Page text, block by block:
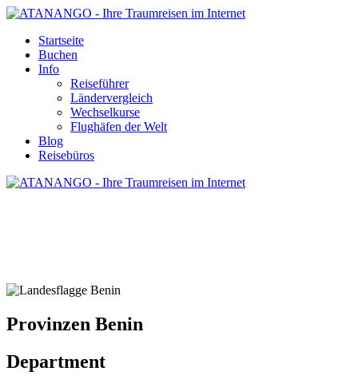
Startseite
Buchen
Info
Reiseführer
Ländervergleich
Wechselkurse
Flughäfen der Welt
Blog
Reisebüros
Provinzen Benin
Department